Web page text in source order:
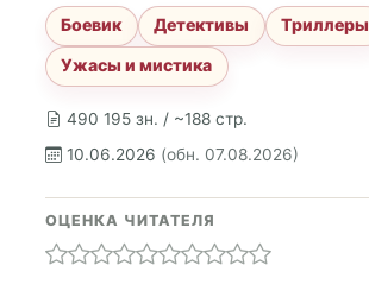
490 195 зн. / ~188 стр.
10.06.2026 (обн. 07.08.2026)
Боевик Детективы
Триллеры
Ужасы и мистика
ОЦЕНКА ЧИТАТЕЛЯ